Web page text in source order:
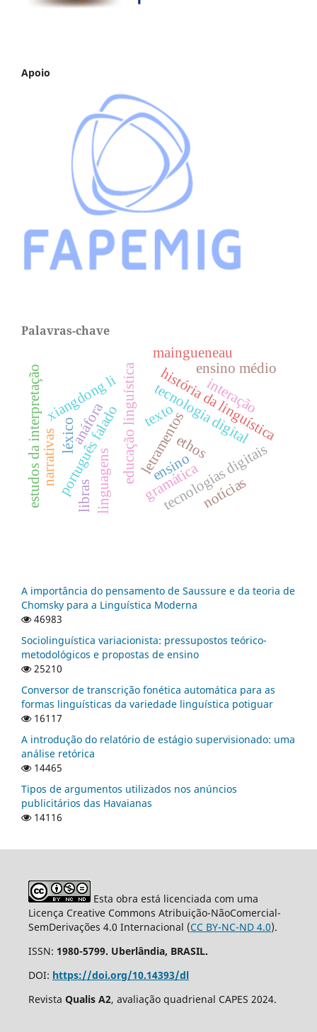
Apoio
Palavras-chave
linguagens
letramentos
ensino
tecnologia digital
gramática
história da linguística
português falado texto
educação linguística tecnologias digitais
xiangdong li
estudos da interpretaçãonarrativas
interação
anáfora
ensino médio
ethos
maingueneau
léxico
libras notícias
A importância do pensamento de Saussure e da teoria de
Chomsky para a Linguística Moderna
46983
Sociolinguística variacionista: pressupostos teórico-
metodológicos e propostas de ensino
25210
Conversor de transcrição fonética automática para as
formas linguísticas da variedade linguística potiguar
16117
A introdução do relatório de estágio supervisionado: uma
análise retórica
14465
Tipos de argumentos utilizados nos anúncios
publicitários das Havaianas
14116
Esta obra está licenciada com uma
Licença Creative Commons Atribuição-NãoComercial-
SemDerivações 4.0 Internacional (CC BY-NC-ND 4.0).
ISSN: 1980-5799. Uberlândia, BRASIL.
DOI: https://doi.org/10.14393/dl
Revista Qualis A2, avaliação quadrienal CAPES 2024.